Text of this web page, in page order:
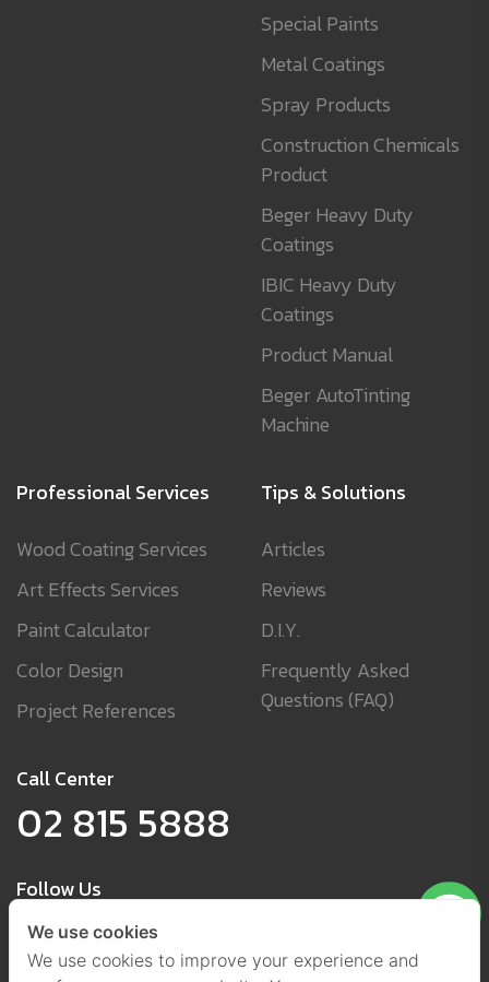
Special Paints
Metal Coatings
Spray Products
Construction Chemicals
Product
Beger Heavy Duty
Coatings
IBIC Heavy Duty
Coatings
Product Manual
Beger AutoTinting
Machine
Professional Services
Wood Coating Services
Art Effects Services
Paint Calculator
Color Design
Project References
Tips & Solutions
Articles
Reviews
D.I.Y.
Frequently Asked
Questions (FAQ)
Call Center
02 815 5888
Follow Us
We use cookies
We use cookies to improve your experience and